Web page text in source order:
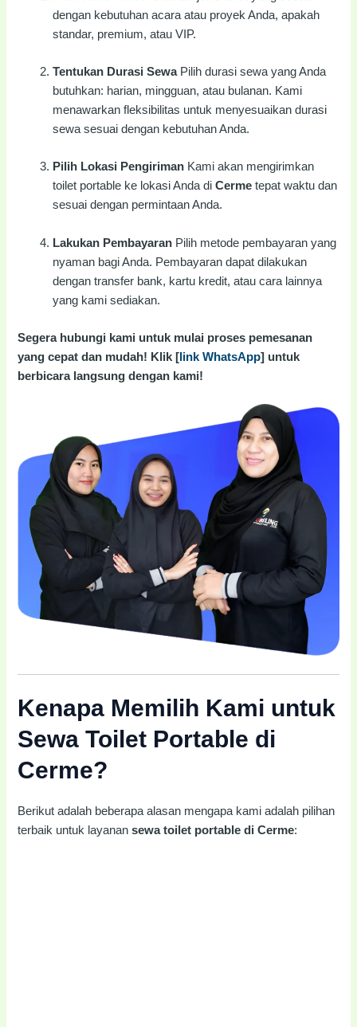
dengan kebutuhan acara atau proyek Anda, apakah
standar, premium, atau VIP.
Tentukan Durasi SewaPilih durasi sewa yang Anda
butuhkan: harian, mingguan, atau bulanan. Kami
menawarkan fleksibilitas untuk menyesuaikan durasi
sewa sesuai dengan kebutuhan Anda.
Pilih Lokasi Pengiriman Kami akan mengirimkan
toilet portable ke lokasi Anda diCerme tepat waktu dan
sesuai dengan permintaan Anda.
Lakukan Pembayaran Pilih metode pembayaran yang
nyaman bagi Anda. Pembayaran dapat dilakukan
dengan transfer bank, kartu kredit, atau cara lainnya
yang kami sediakan.
Segera hubungi kami untuk mulai proses pemesanan
yang cepat dan mudah! Klik [ link WhatsApp] untuk
berbicara langsung dengan kami!
Kenapa Memilih Kami untuk
Sewa Toilet Portable di
Cerme?
Berikut adalah beberapa alasan mengapa kami adalah pilihan
terbaik untuk layanansewa toilet portable di Cerme: